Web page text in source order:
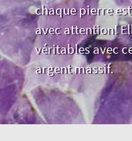
chaque pierre
avec attention!
véritables avec
argent massif.